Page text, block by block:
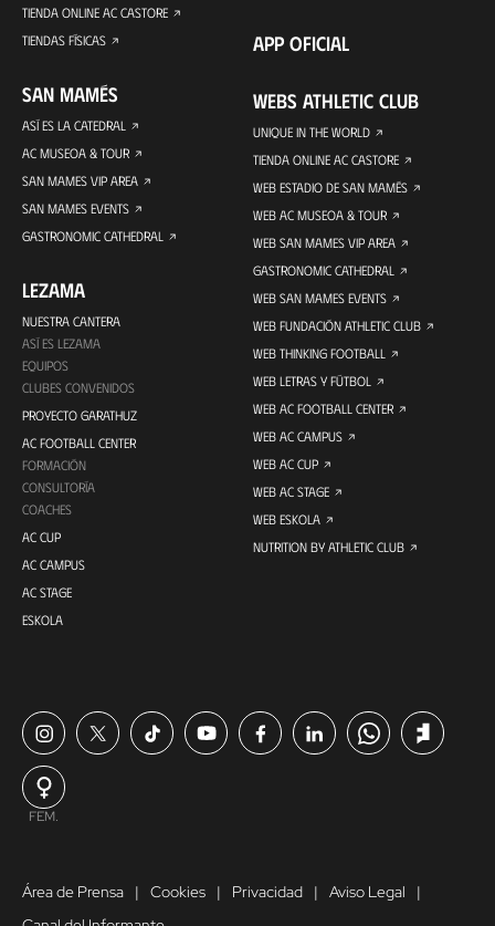
TIENDA ONLINE AC CASTORE
TIENDAS FÍSICAS
SAN MAMÉS
ASÍ ES LA CATEDRAL
AC MUSEOA & TOUR
SAN MAMES VIP AREA
SAN MAMES EVENTS
GASTRONOMIC CATHEDRAL
LEZAMA
NUESTRA CANTERA
ASÍ ES LEZAMA
EQUIPOS
CLUBES CONVENIDOS
PROYECTO GARATHUZ
AC FOOTBALL CENTER
FORMACIÓN
CONSULTORÍA
COACHES
AC CUP
AC CAMPUS
AC STAGE
ESKOLA
APP OFICIAL
WEBS ATHLETIC CLUB
UNIQUE IN THE WORLD
TIENDA ONLINE AC CASTORE
WEB ESTADIO DE SAN MAMÉS
WEB AC MUSEOA & TOUR
WEB SAN MAMES VIP AREA
GASTRONOMIC CATHEDRAL
WEB SAN MAMES EVENTS
WEB FUNDACIÓN ATHLETIC CLUB
WEB THINKING FOOTBALL
WEB LETRAS Y FÚTBOL
WEB AC FOOTBALL CENTER
WEB AC CAMPUS
WEB AC CUP
WEB AC STAGE
WEB ESKOLA
NUTRITION BY ATHLETIC CLUB
FEM.
Área de Prensa Cookies Privacidad
Aviso Legal